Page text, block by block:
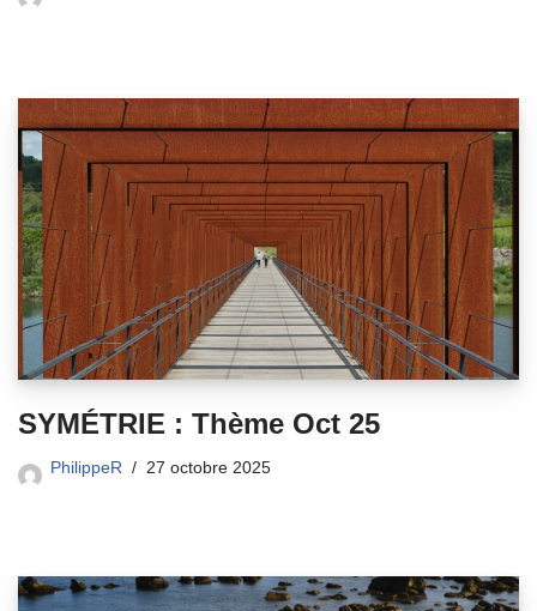
SYMÉTRIE : Thème Oct 25
PhilippeR 27 octobre 2025